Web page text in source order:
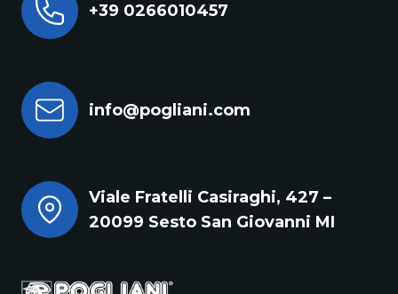
+39 0266010457
info@pogliani.com
Viale Fratelli Casiraghi, 427 –
20099 Sesto San Giovanni MI